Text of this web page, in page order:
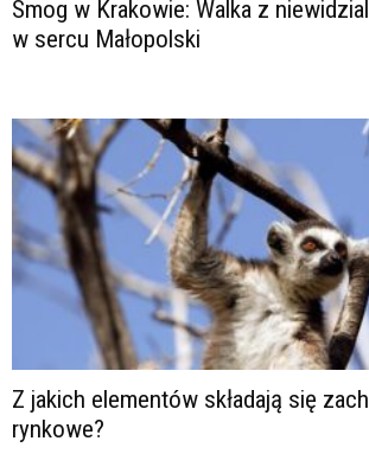
Smog w Krakowie: Walka z
w sercu Małopolski
Z jakich elementów składają się
rynkowe?